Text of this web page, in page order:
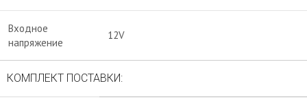
Входное
напряжение
12V
КОМПЛЕКТ ПОСТАВКИ: